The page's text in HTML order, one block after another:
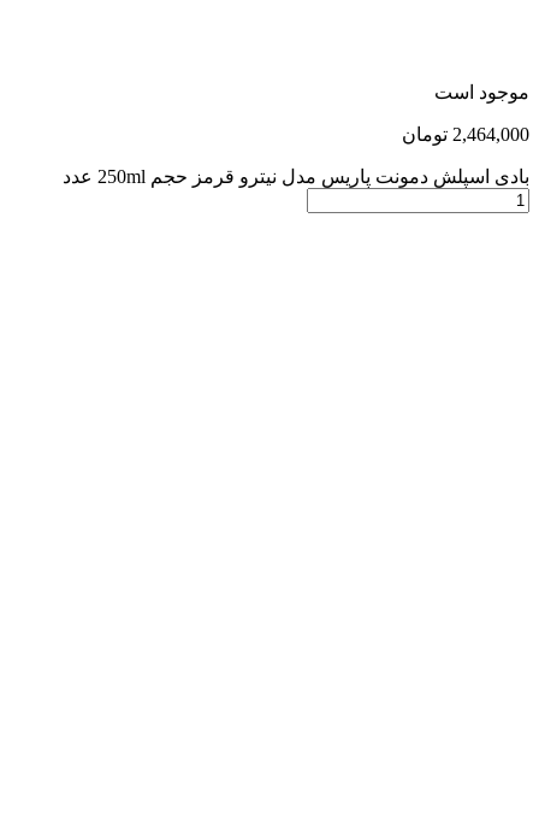
موجود است
2,464,000 تومان
بادی اسپلش دمونت پاریس مدل نیترو قرمز حجم 250ml عدد